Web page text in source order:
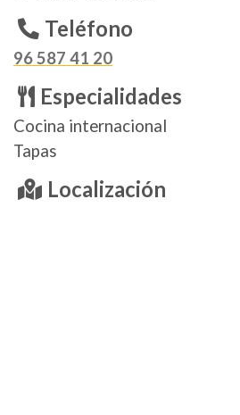
Teléfono
96 587 41 20
Especialidades
Cocina internacional
Tapas
Localización